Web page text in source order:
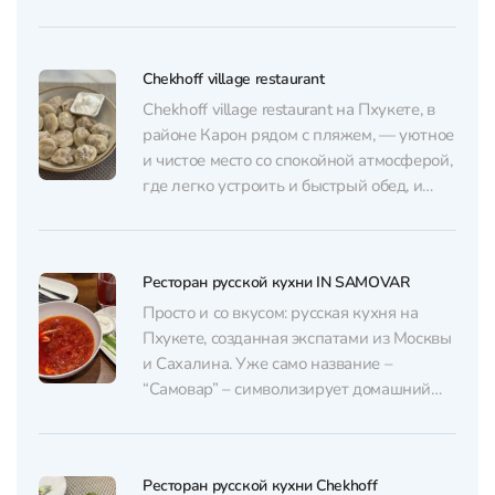
есть телевизор с мультфильмами. Меню
блюд подписана на русском языке.
Главная гордость ресторана – русская
кухня...
Chekhoff village restaurant
Chekhoff village restaurant на Пхукете, в
районе Карон рядом с пляжем, — уютное
и чистое место со спокойной атмосферой,
где легко устроить и быстрый обед, и
отсылки к Чехову: заметная роспись с
сувениры; звучит приятная музыка. Для
гостей часто подают комплимент...
Ресторан русской кухни IN SAMOVAR
Просто и со вкусом: русская кухня на
Пхукете, созданная экспатами из Москвы
и Сахалина. Уже само название –
“Самовар” – символизирует домашний
вложили в заведение частичку души:
Ресторан русской кухни Chekhoff